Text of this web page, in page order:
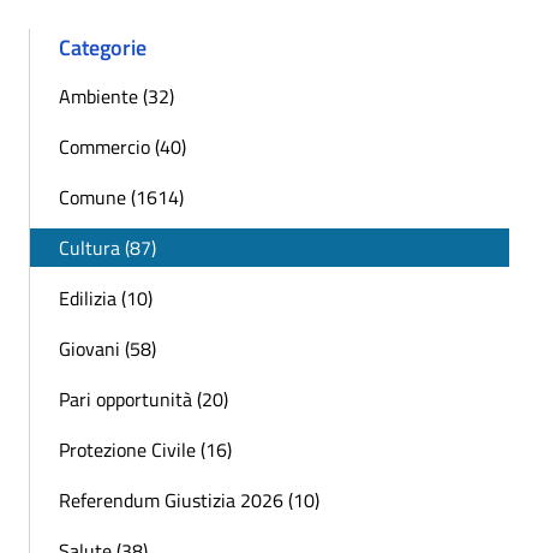
Categorie
Ambiente (32)
Commercio (40)
Comune (1614)
Cultura (87)
Edilizia (10)
Giovani (58)
Pari opportunità (20)
Protezione Civile (16)
Referendum Giustizia 2026 (10)